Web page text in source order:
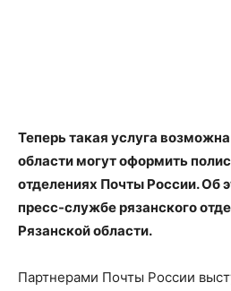
Теперь такая услуга
области могут оформить
отделениях Почты России. Об
пресс-службе рязанского
Рязанской области.
Партнерами Почты России